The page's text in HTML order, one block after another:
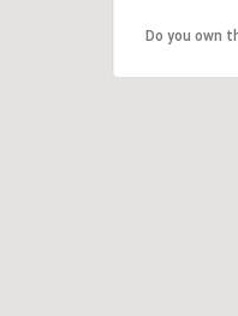
Do you own